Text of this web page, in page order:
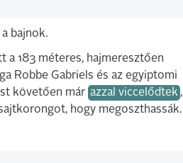
bajnok.
a 183 méteres, hajmeresztően
Robbe Gabriels és az egyiptomi
követően már azzal viccelődtek ,
hogy megoszthassák.